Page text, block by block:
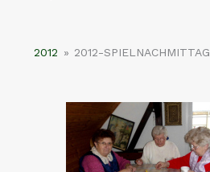
2012 » 2012-SPIELNACHMITTAG